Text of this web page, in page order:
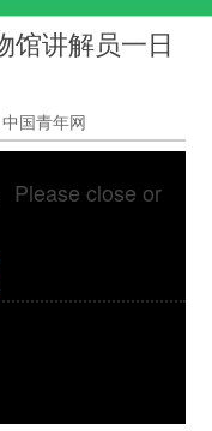
馆讲解员一日
国青年网
Please close or